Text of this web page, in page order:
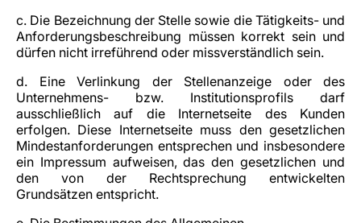
c. Die Bezeichnung der Stelle sowie die Tätigkeits- und
Anforderungsbeschreibung müssen korrekt sein und
dürfen nicht irreführend oder missverständlich sein.
d. Eine Verlinkung der Stellenanzeige oder des
Unternehmens- bzw. Institutionsprofils darf
ausschließlich auf die Internetseite des Kunden
erfolgen. Diese Internetseite muss den gesetzlichen
Mindestanforderungen entsprechen und insbesondere
ein Impressum aufweisen, das den gesetzlichen und
den von der Rechtsprechung entwickelten
Grundsätzen entspricht.